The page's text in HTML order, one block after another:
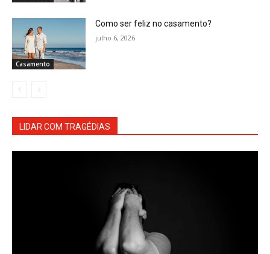
Casamento
Como ser feliz no casamento?
julho 6, 2026
LIDAR COM TRAGÉDIAS